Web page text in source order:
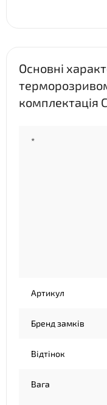
Основні
комплектація
*
Артикул
Бренд замків
Відтінок
Вага